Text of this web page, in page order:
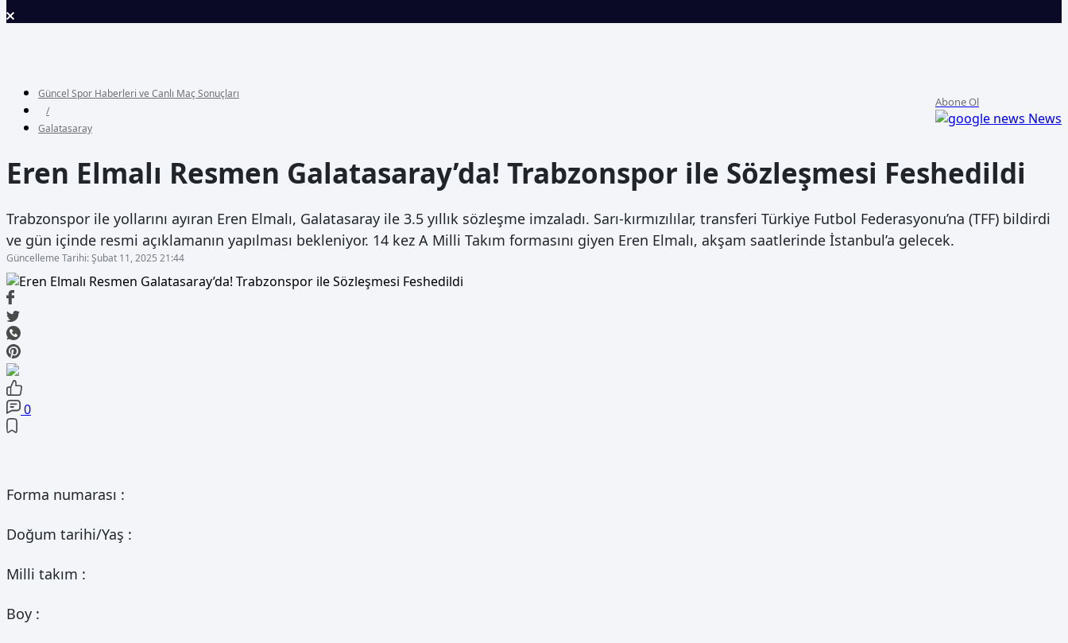
Güncel Spor Haberleri ve Canlı Maç Sonuçları
/
Galatasaray
Abone Ol
News
Eren Elmalı Resmen Galatasaray’da! Trabzonspor ile Sözleşmesi Feshedildi
Trabzonspor ile yollarını ayıran Eren Elmalı, Galatasaray ile 3.5 yıllık sözleşme imzaladı. Sarı-kırmızılılar, transferi Türkiye Futbol Federasyonu’na (TFF) bildirdi
ve gün içinde resmi açıklamanın yapılması bekleniyor. 14 kez A Milli Takım formasını giyen Eren Elmalı, akşam saatlerinde İstanbul’a gelecek.
Güncelleme Tarihi: Şubat 11, 2025 21:44
0
Forma numarası :
Doğum tarihi/Yaş :
Milli takım :
Boy :